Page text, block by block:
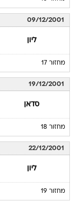
09/12/2001
ליון
מחזור 17
19/12/2001
סדאן
מחזור 18
22/12/2001
ליון
מחזור 19